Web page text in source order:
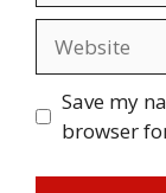
Save my
browser